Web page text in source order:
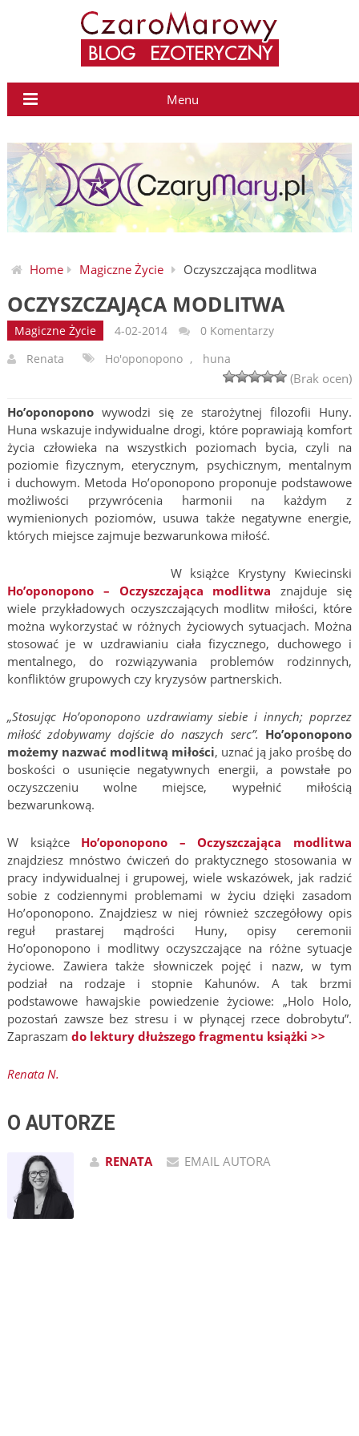
Menu
Home Magiczne Życie Oczyszczająca modlitwa
OCZYSZCZAJĄCA MODLITWA
Magiczne Życie 4-02-2014
0 Komentarzy
Renata
Ho'oponopono , huna
(Brak ocen)
Ho’oponoponowywodzi się ze starożytnej filozofii Huny.
Huna wskazuje indywidualne drogi, które poprawiają komfort
życia człowieka na wszystkich poziomach bycia, czyli na
poziomie fizycznym, eterycznym, psychicznym, mentalnym
i duchowym. Metoda Ho’oponopono proponuje podstawowe
możliwości przywrócenia harmonii na każdym z
wymienionych poziomów, usuwa także negatywne energie,
których miejsce zajmuje bezwarunkowa miłość.
W książce Krystyny Kwiecinski
Ho’oponopono – Oczyszczająca modlitwa znajduje się
wiele przykładowych oczyszczających modlitw miłości, które
można wykorzystać w różnych życiowych sytuacjach. Można
stosować je w uzdrawianiu ciała fizycznego, duchowego i
mentalnego, do rozwiązywania problemów rodzinnych,
konfliktów grupowych czy kryzysów partnerskich.
„Stosując Ho’oponopono uzdrawiamy siebie i innych;poprzez
miłość zdobywamy dojście do naszych serc”. Ho’oponopono
możemy nazwać modlitwą miłości, uznać ją jako prośbę do
boskości o usunięcie negatywnych energii, a powstałe po
oczyszczeniu wolne miejsce, wypełnić miłością
bezwarunkową.
W książce Ho’oponopono – Oczyszczająca modlitwa
znajdziesz mnóstwo ćwiczeń do praktycznego stosowania w
pracy indywidualnej i grupowej, wiele wskazówek, jak radzić
sobie z codziennymi problemami w życiu dzięki zasadom
Ho’oponopono. Znajdziesz w niej również szczegółowy opis
reguł prastarej mądrości Huny, opisy ceremonii
Ho’oponopono i modlitwy oczyszczające na różne sytuacje
życiowe. Zawiera także słowniczek pojęć i nazw, w tym
podział na rodzaje i stopnie Kahunów. A tak brzmi
podstawowe hawajskie powiedzenie życiowe: „Holo Holo,
pozostań zawsze bez stresu i w płynącej rzece dobrobytu”.
Zapraszam do lektury dłuższego fragmentu książki >>
Renata N.
O AUTORZE
RENATA EMAIL AUTORA